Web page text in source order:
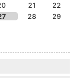
21
22
28
29